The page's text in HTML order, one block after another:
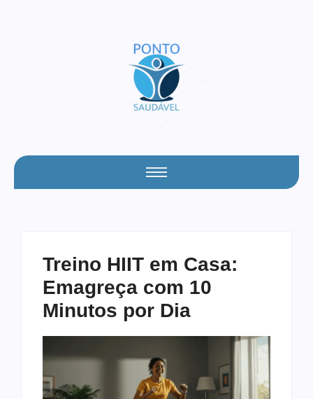
Treino HIIT em Casa:
Emagreça com 10
Minutos por Dia